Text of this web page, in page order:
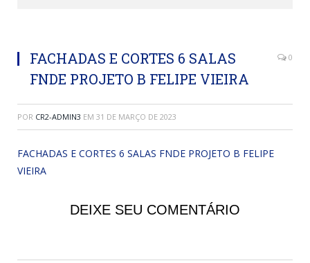
FACHADAS E CORTES 6 SALAS
FNDE PROJETO B FELIPE VIEIRA
0
POR CR2-ADMIN3 EM 31 DE MARÇO DE 2023
FACHADAS E CORTES 6 SALAS FNDE PROJETO B FELIPE
VIEIRA
DEIXE SEU COMENTÁRIO